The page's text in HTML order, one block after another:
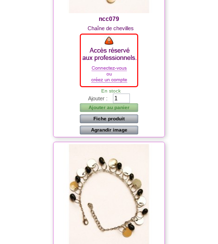
ncc079
Chaîne de chevilles
En stock
Ajouter :
Ajouter au panier
Fiche produit
Agrandir image